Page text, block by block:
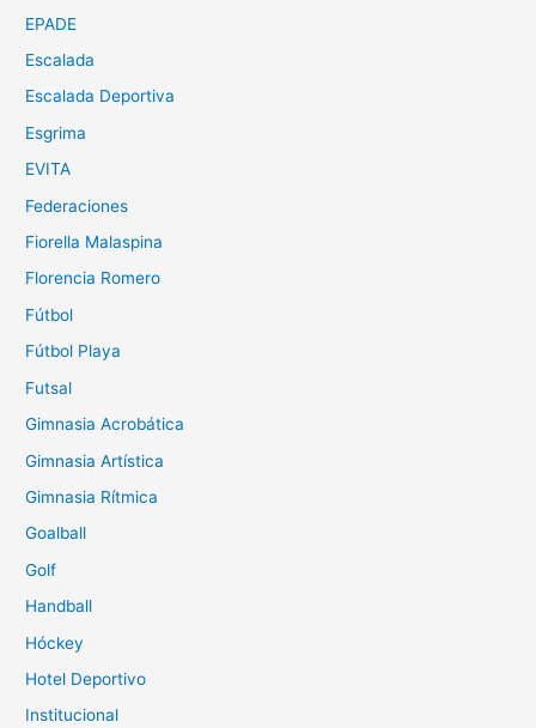
EPADE
Escalada
Escalada Deportiva
Esgrima
EVITA
Federaciones
Fiorella Malaspina
Florencia Romero
Fútbol
Fútbol Playa
Futsal
Gimnasia Acrobática
Gimnasia Artística
Gimnasia Rítmica
Goalball
Golf
Handball
Hóckey
Hotel Deportivo
Institucional